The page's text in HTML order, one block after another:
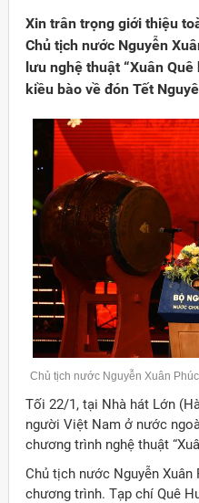
Xin trân trọng giới thiệu
Chủ tịch nước Nguyễn
lưu nghệ thuật “Xuân
kiều bào về đón Tết
Chủ tịch nước Nguyễn Xuân
Tối 22/1, tại Nhà hát Lớn
người Việt Nam ở nước
chương trình nghệ thuật
Chủ tịch nước Nguyễn Xuân
chương trình. Tạp chí Quê